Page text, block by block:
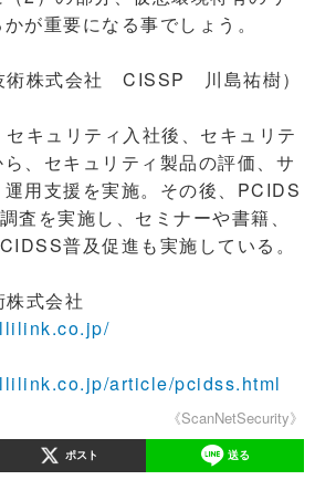
が重要になる事でしょう。
術株式会社 CISSP 川島祐樹）
キュリティ入社後、セキュリテ
、セキュリティ製品の評価、サ
用支援を実施。その後、PCIDS
査を実施し、セミナーや書籍、
普及促進も実施している。
式会社
article/pcidss.html
《ScanNetSecurity》
ポスト 送る